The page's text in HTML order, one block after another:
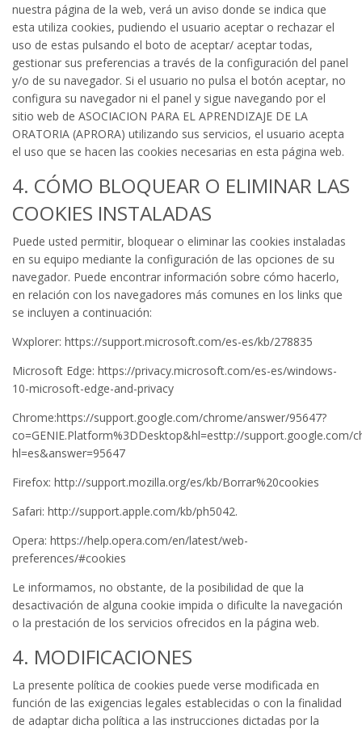
nuestra página de la web, verá un aviso donde se indica que
esta utiliza cookies, pudiendo el usuario aceptar o rechazar el
uso de estas pulsando el boto de aceptar/ aceptar todas,
gestionar sus preferencias a través de la configuración del panel
y/o de su navegador. Si el usuario no pulsa el botón aceptar, no
configura su navegador ni el panel y sigue navegando por el
sitio web de ASOCIACION PARA EL APRENDIZAJE DE LA
ORATORIA (APRORA) utilizando sus servicios, el usuario acepta
el uso que se hacen las cookies necesarias en esta página web.
4. CÓMO BLOQUEAR O ELIMINAR LAS
COOKIES INSTALADAS
Puede usted permitir, bloquear o eliminar las cookies instaladas
en su equipo mediante la configuración de las opciones de su
navegador. Puede encontrar información sobre cómo hacerlo,
en relación con los navegadores más comunes en los links que
se incluyen a continuación:
Wxplorer: https://support.microsoft.com/es-es/kb/278835
Microsoft Edge: https://privacy.microsoft.com/es-es/windows-
10-microsoft-edge-and-privacy
Chrome:https://support.google.com/chrome/answer/95647?
co=GENIE.Platform%3DDesktop&hl=esttp://support.google.com/
hl=es&answer=95647
Firefox: http://support.mozilla.org/es/kb/Borrar%20cookies
Safari: http://support.apple.com/kb/ph5042.
Opera: https://help.opera.com/en/latest/web-
preferences/#cookies
Le informamos, no obstante, de la posibilidad de que la
desactivación de alguna cookie impida o dificulte la navegación
o la prestación de los servicios ofrecidos en la página web.
4. MODIFICACIONES
La presente política de cookies puede verse modificada en
función de las exigencias legales establecidas o con la finalidad
de adaptar dicha política a las instrucciones dictadas por la